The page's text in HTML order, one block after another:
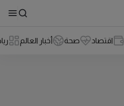
اقتصاد صحة أخبار العالم